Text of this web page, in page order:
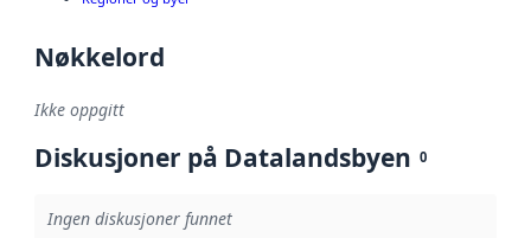
Nøkkelord
Ikke oppgitt
Diskusjoner på Datalandsbyen 0
Ingen diskusjoner funnet